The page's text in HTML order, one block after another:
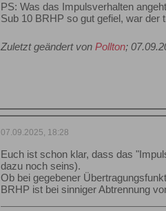
PS: Was das Impulsverhalten
Sub 10 BRHP so gut gefiel, war der
Zuletzt geändert von Pollton;
07.09.2025, 18:28
Euch ist schon klar, dass das
dazu noch seins).
Ob bei gegebener
BRHP ist bei sinniger Abtrennung